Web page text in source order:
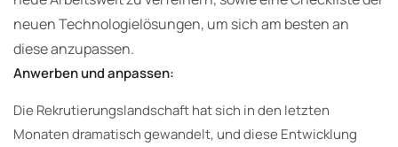
neuen Technologielösungen, um sich am besten an
diese anzupassen.
Anwerben und anpassen:
Die Rekrutierungslandschaft hat sich in den letzten
Monaten dramatisch gewandelt, und diese Entwicklung